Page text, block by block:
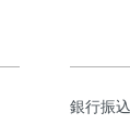
銀行振込